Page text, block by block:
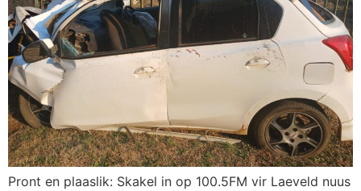
Pront en plaaslik: Skakel in op 100.5FM vir Laeveld nuus